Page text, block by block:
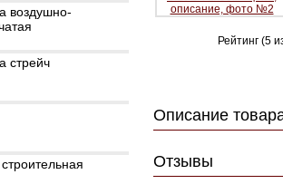
воздушно-
стрейч
Рейтинг (5
Описание
Отзывы